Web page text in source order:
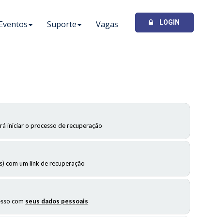
Suporte Vagas LOGIN
iniciar o processo de recuperação
com um link de recuperação
com seus dados pessoais